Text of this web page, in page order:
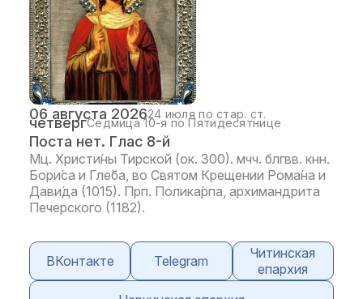
06 августа 202624 июля по стар. ст.
четвергСедмица 10-я по Пятидесятнице
Поста нет. Глас 8-й
Мц. Христи́ны Тирской (ок. 300). мчч. блгвв. кнн.
Бори́са и Гле́ба, во Святом Крещении Рома́на и
Дави́да (1015). Прп. Полика́рпа, архимандрита
Печерского (1182).
ВКонтакте Telegram
Читинская
епархия